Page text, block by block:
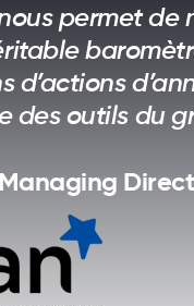
permet de
des outils du